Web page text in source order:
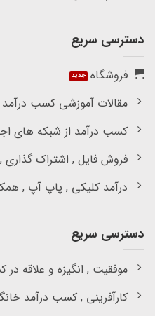
دسترسی سریع
فروشگاه
مقالات آموزشی کسب درآمد
کسب درآمد از شبکه های
فروش فایل , اشتراک گذاری ,
درآمد کلیکی , پاپ آپ ,
دسترسی سریع
موفقیت , انگیزه و علاقه
کارآفرینی , کسب درآمد